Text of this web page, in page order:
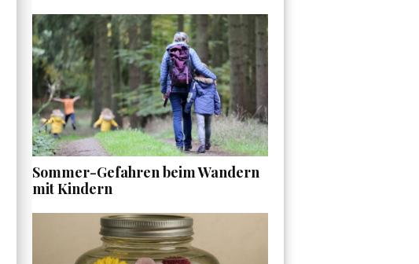
Sommer-Gefahren beim Wandern
mit Kindern